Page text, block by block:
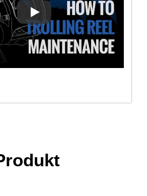
Konserwacja kołowrotka